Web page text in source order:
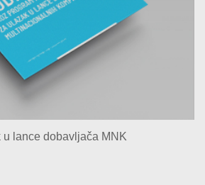
u lance dobavljača MNK